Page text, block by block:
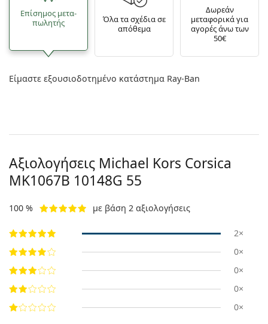
Επίσημος μετα­
πωλητής
Όλα τα σχέδια σε
απόθεμα
Δωρεάν
μεταφορικά για
αγορές άνω των
50€
Είμαστε εξουσιοδοτημένο κατάστημα Ray-Ban
Αξιολογήσεις Michael Kors Corsica
MK1067B 10148G 55
100 % με βάση 2 αξιολογήσεις
2×
0×
0×
0×
0×